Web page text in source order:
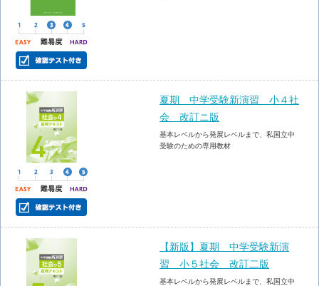
夏期 中学受験新演習 小４社
会 改訂ニ版
基本レベルから発展レベルまで、私国立中
受験のための専用教材
【新版】夏期 中学受験新演
習 小５社会 改訂二版
基本レベルから発展レベルまで、私国立中